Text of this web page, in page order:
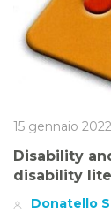
15 gennaio 2022
Disability
disability
Donatello